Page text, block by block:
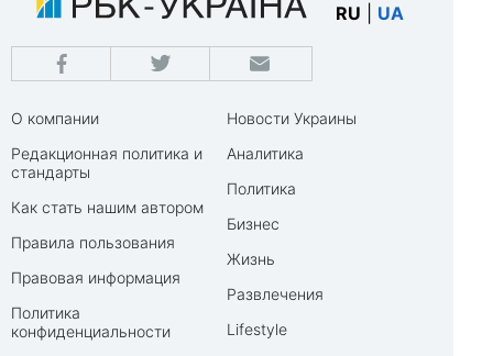
RU UA
О компании
Редакционная политика и
стандарты
Как стать нашим автором
Правила пользования
Правовая информация
Политика
конфиденциальности
Новости Украины
Аналитика
Политика
Бизнес
Жизнь
Развлечения
Lifestyle